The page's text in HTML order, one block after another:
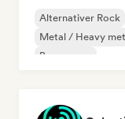
Alternativer Rock
Metal / Heavy
Bossa nova